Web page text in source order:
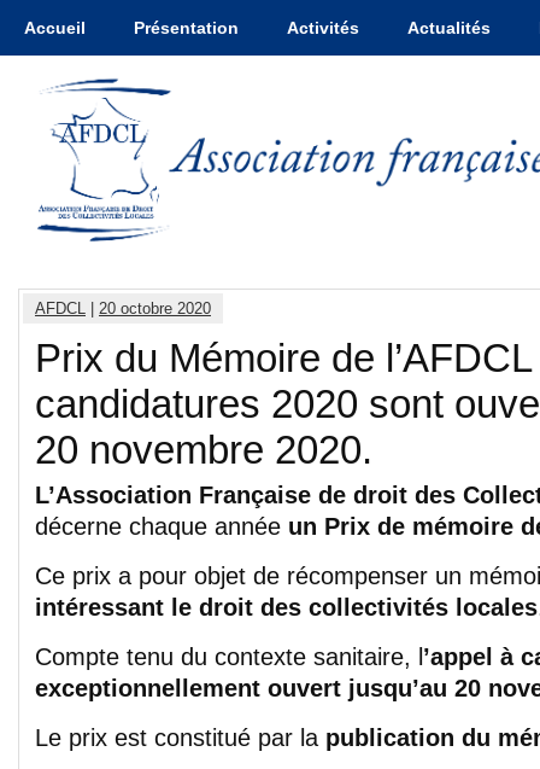
Accueil Présentation Activités Actualités
AFDCL 20 octobre 2020
Prix du Mémoire de
candidatures 2020 sont
20 novembre 2020.
L’Association Française de droit des
décerne chaque année un Prix de mémoire
Ce prix a pour objet de récompenser un
intéressant le droit des collectivités locales
Compte tenu du contexte sanitaire, l ’appel à
exceptionnellement ouvert jusqu’au 20
Le prix est constitué par la publication du